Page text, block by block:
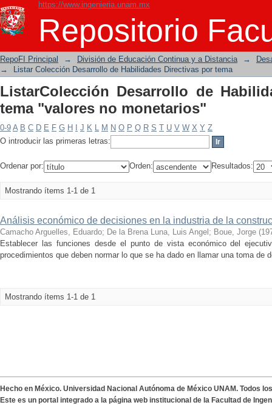
https://www.ingenieria.unam.mx
Repositorio
ListarColección Desarrollo de
monetarios"
RepoFI Principal → División de Educación Continua y a Distancia →
→
Listar Colección Desarrollo de Habilidades Directivas por tema
ListarColección Desarrollo de
tema "valores no monetarios"
0-9 A B C D E F G H J K L M N O P Q R S T U V W X Y Z
O introducir las primeras letras:
Ordenar por: Orden: Resultados:
Mostrando ítems 1-1 de 1
Análisis económico de decisiones en la industria de la
Camacho Arguelles, Eduardo; De la Brena Luna, Luis Angel ; Boue, Jorge (
Establecer las funciones desde el punto de vista económico del
procedimientos que deben normar lo que se ha dado en llamar una toma de
Mostrando ítems 1-1 de 1
Hecho en México. Universidad Nacional Autónoma de México UNAM. Todos
Este es un portal integrado a la página web institucional de la Facultad de